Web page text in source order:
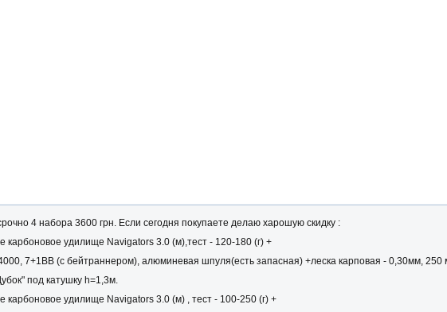
4 набора 3600 грн. Если сегодня покупаете делаю харошую скидку :
карбоновое удилище Navigators 3.0 (м),тест - 120-180 (г) +
7+1BB (с бейтраннером), алюминевая шпуля(есть запасная) +леска карповая - 0,30мм, 250
под катушку h=1,3м.
карбоновое удилище Navigators 3.0 (м) , тест - 100-250 (г) +